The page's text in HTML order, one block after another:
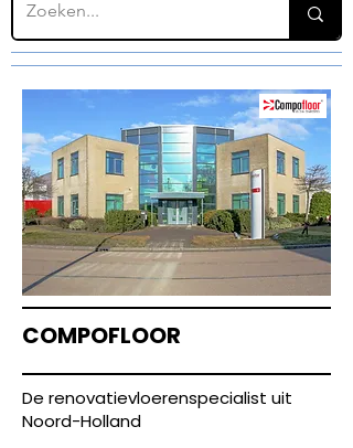
COMPOFLOOR
De renovatievloerenspecialist uit
Noord-Holland